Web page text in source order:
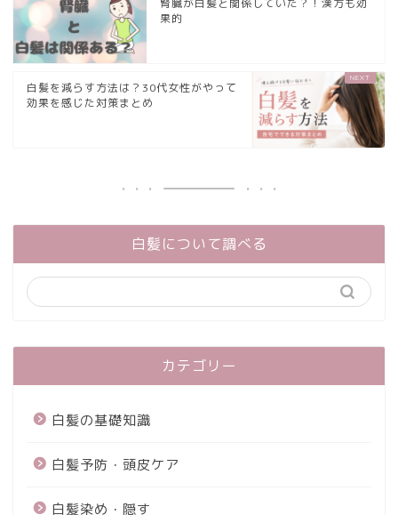
腎臓が白髪と関係していた？！漢方も効
果的
白髪を減らす方法は？30代女性がやって
効果を感じた対策まとめ
白髪について調べる
カテゴリー
白髪の基礎知識
白髪予防・頭皮ケア
白髪染め・隠す